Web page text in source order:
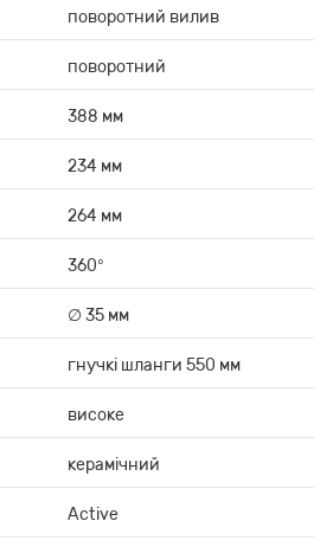
поворотний вилив
поворотний
388 мм
234 мм
264 мм
360°
∅ 35 мм
гнучкі шланги 550 мм
високе
керамічний
Active